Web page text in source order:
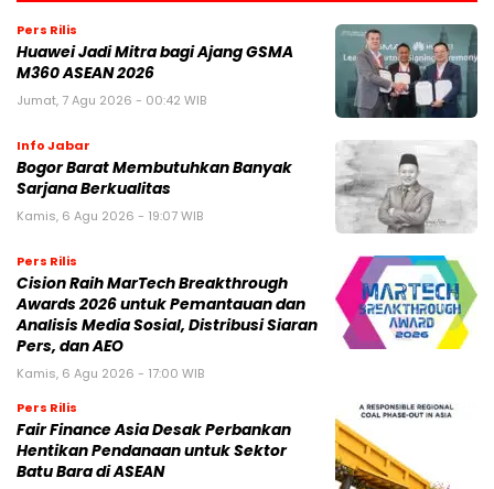
Pers Rilis
Huawei Jadi Mitra bagi Ajang GSMA
M360 ASEAN 2026
Jumat, 7 Agu 2026 - 00:42 WIB
Info Jabar
Bogor Barat Membutuhkan Banyak
Sarjana Berkualitas
Kamis, 6 Agu 2026 - 19:07 WIB
Pers Rilis
Cision Raih MarTech Breakthrough
Awards 2026 untuk Pemantauan dan
Analisis Media Sosial, Distribusi Siaran
Pers, dan AEO
Kamis, 6 Agu 2026 - 17:00 WIB
Pers Rilis
Fair Finance Asia Desak Perbankan
Hentikan Pendanaan untuk Sektor
Batu Bara di ASEAN